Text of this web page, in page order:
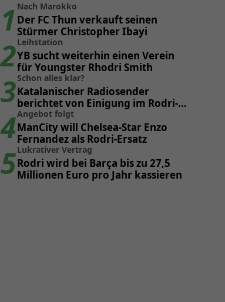
1 Nach Marokko
Der FC Thun verkauft seinen
Stürmer Christopher Ibayi
2Leihstation
YB sucht weiterhin einen Verein
für Youngster Rhodri Smith
3Schon alles klar?
Katalanischer Radiosender
berichtet von Einigung im Rodri-
Poker
4Angebot folgt
ManCity will Chelsea-Star Enzo
Fernandez als Rodri-Ersatz
5Lukrativer Vertrag
Rodri wird bei Barça bis zu 27,5
Millionen Euro pro Jahr kassieren